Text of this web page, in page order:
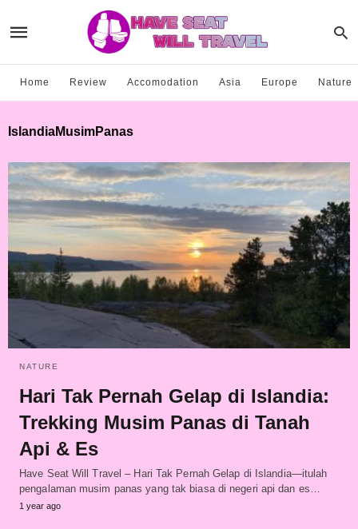
Home Review Accomodation Asia Europe Nature
IslandiaMusimPanas
NATURE
Hari Tak Pernah Gelap di Islandia:
Trekking Musim Panas di Tanah
Api & Es
Have Seat Will Travel – Hari Tak Pernah Gelap di Islandia—itulah
pengalaman musim panas yang tak biasa di negeri api dan es…
1 year ago